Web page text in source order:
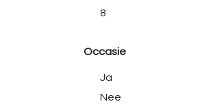
8
Occasie
Ja
Nee